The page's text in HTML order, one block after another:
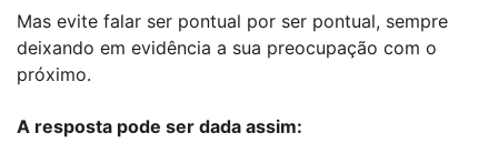
Mas evite falar ser pontual por ser pontual, sempre
deixando em evidência a sua preocupação com o
próximo.
A resposta pode ser dada assim: